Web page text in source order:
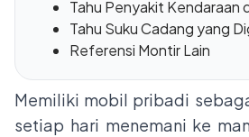
Tahu Penyakit Kendaraan
Tahu Suku Cadang yang
Referensi Montir Lain
Memiliki mobil pribadi
setiap hari menemani ke